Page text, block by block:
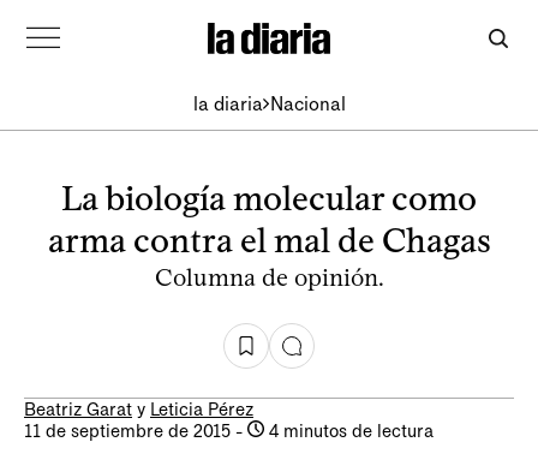
la diaria Nacional
La biología molecular como
arma contra el mal de Chagas
Columna de opinión.
Beatriz Garat y Leticia Pérez
11 de septiembre de 2015 - 4 minutos de lectura